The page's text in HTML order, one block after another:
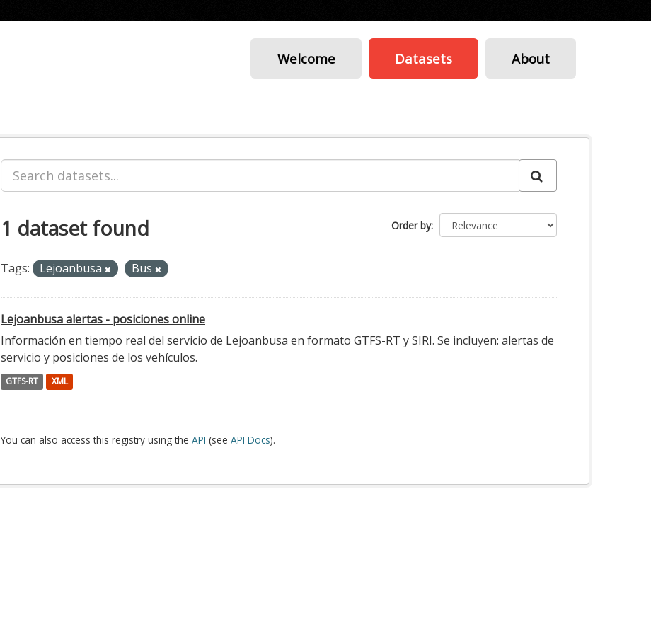
Welcome Datasets About
Order by
1 dataset found
Tags: Lejoanbusa Bus
Lejoanbusa alertas - posiciones online
Información en tiempo real del servicio de Lejoanbusa en formato GTFS-RT y SIRI. Se incluyen: alertas de
servicio y posiciones de los vehículos.
GTFS-RT XML
You can also access this registry using the API (see API Docs).